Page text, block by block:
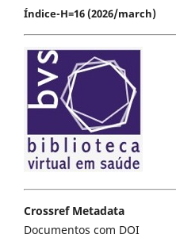
Índice-H=16 (2026/march)
Crossref Metadata
Documentos com DOI